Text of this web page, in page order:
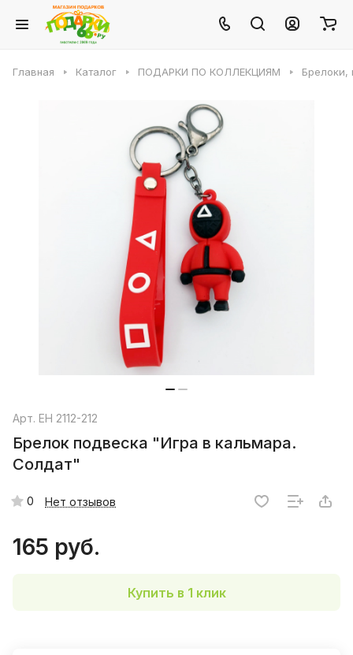
Главная Каталог ПОДАРКИ ПО КОЛЛЕКЦИЯМ Брелоки,
Арт. EH 2112-212
Брелок подвеска "Игра в кальмара.
Солдат"
0 Нет отзывов
165 руб.
Купить в 1 клик